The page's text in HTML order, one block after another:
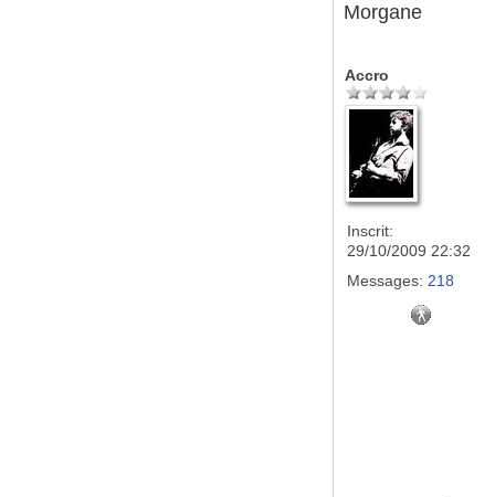
Morgane
Accro
Inscrit:
29/10/2009 22:32
Messages: 218